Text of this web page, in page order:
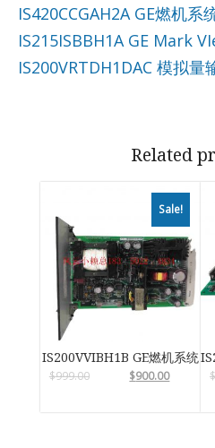
IS420CCGAH2A GE燃机系
IS215ISBBH1A GE Mark
IS200VRTDH1DAC 模拟量
Related
Sale!
IS200VVIBH1B GE燃机系统
$999.00 $900.00 $